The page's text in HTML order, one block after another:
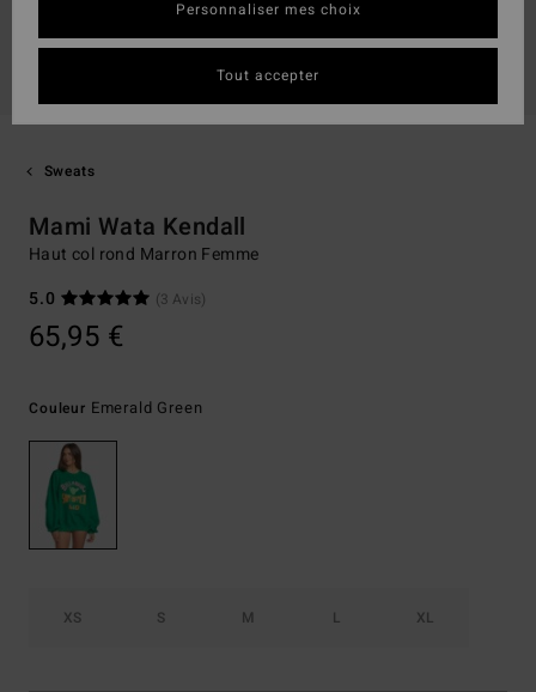
Sweats
Mami Wata Kendall
Haut col rond Marron Femme
5.0
(3 Avis)
65,95 €
Couleur Emerald Green
XS S M L XL
Personnaliser mes choix
Tout accepter